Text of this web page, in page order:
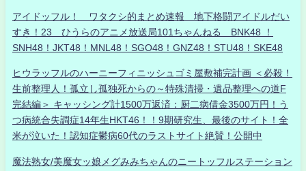
アイドッフル！ ワタクシ的まとめ速報 地下格闘アイドルだい
すき！23 ひうらのアニメ放送局101ちゃんねる BNK48 ！
SNH48！JKT48！MNL48！SGO48！GNZ48！STU48！SKE48
ヒウラッフルのハーニーフィニッシュゴミ屋敷補完計画 ＜必殺！
生前整理人！孤立し孤独死からの～特殊清掃・遺品整理への道F
完結編＞ キャッシング計1500万返済：厨二病借金3500万円！う
つ病統合失調症14年生HKT46！！9期研究生、最後のサイト！全
米が泣いた！認知症鬱病60代のラストサイト絶賛！公開中
魔法熟女/美魔女ッ娘メグみみちゃんのニートッフルステーション